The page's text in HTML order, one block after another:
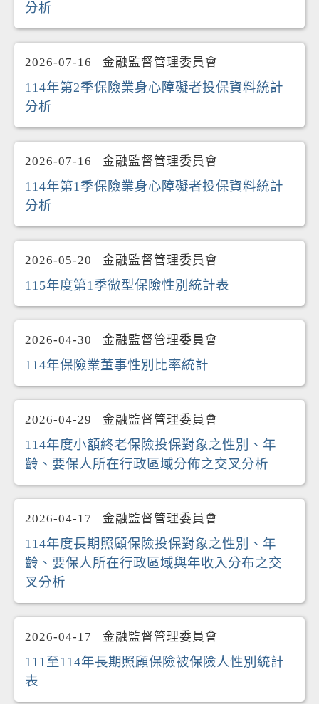
分析
2026-07-16 金融監督管理委員會
114年第2季保險業身心障礙者投保資料統計
分析
2026-07-16 金融監督管理委員會
114年第1季保險業身心障礙者投保資料統計
分析
2026-05-20 金融監督管理委員會
115年度第1季微型保險性別統計表
2026-04-30 金融監督管理委員會
114年保險業董事性別比率統計
2026-04-29 金融監督管理委員會
114年度小額終老保險投保對象之性別、年
齡、要保人所在行政區域分佈之交叉分析
2026-04-17 金融監督管理委員會
114年度長期照顧保險投保對象之性別、年
齡、要保人所在行政區域與年收入分布之交
叉分析
2026-04-17 金融監督管理委員會
111至114年長期照顧保險被保險人性別統計
表